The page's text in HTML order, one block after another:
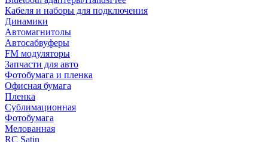
Кабеля и наборы для подключения
Динамики
Автомагнитолы
Автосабвуферы
FM модуляторы
Запчасти для авто
Фотобумага и пленка
Офисная бумага
Пленка
Сублимационная
Фотобумага
Мелованная
RC Satin